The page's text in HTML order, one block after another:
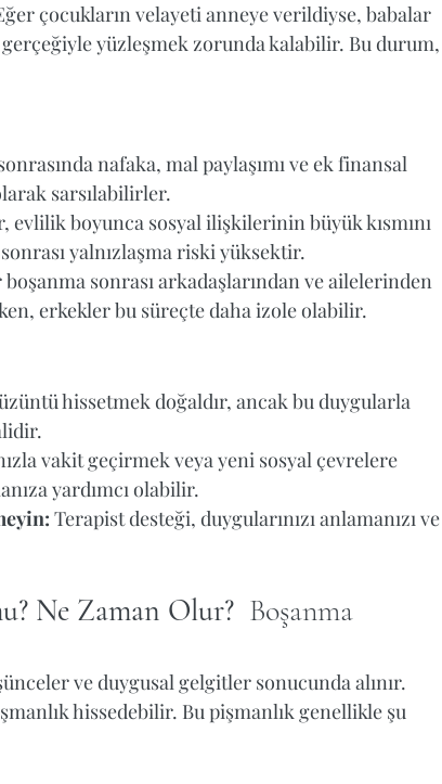
çocukların velayeti anneye verildiyse, babalar
yüzleşmek zorunda kalabilir. Bu durum,
nafaka, mal paylaşımı ve ek finansal
sarsılabilirler.
evlilik boyunca sosyal ilişkilerinin büyük kısmını
yalnızlaşma riski yüksektir.
boşanma sonrası arkadaşlarından ve ailelerinden
erkekler bu süreçte daha izole olabilir.
hissetmek doğaldır, ancak bu duygularla
vakit geçirmek veya yeni sosyal çevrelere
yardımcı olabilir.
Terapist desteği, duygularınızı anlamanızı ve
Ne Zaman Olur? Boşanma
ve duygusal gelgitler sonucunda alınır.
hissedebilir. Bu pişmanlık genellikle şu